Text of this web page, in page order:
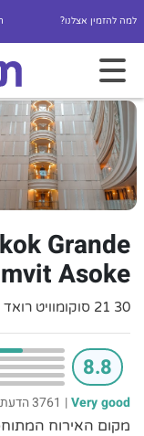
למה להזמין אצלנו?
Grande
Asoke
30 21 סוקומוויט רואד בנגקוק Watthana
8.8
Very good
| 3761 הדעת
מקום האירוח